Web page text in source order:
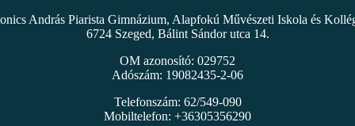
András Piarista Gimnázium, Alapfokú Művészeti Iskola és
6724 Szeged, Bálint Sándor utca 14.
OM azonosító: 029752
Adószám: 19082435-2-06
Telefonszám: 62/549-090
Mobiltelefon: +36305356290